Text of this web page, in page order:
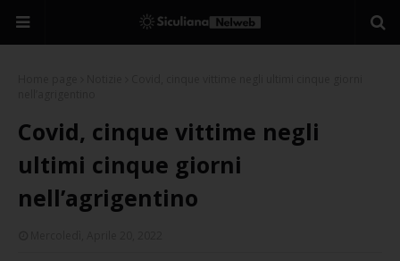
Covid, cinque vittime negli
ultimi cinque giorni
nell’agrigentino